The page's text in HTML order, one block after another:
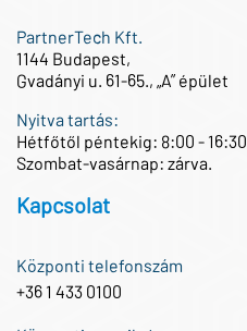
PartnerTech Kft.
1144 Budapest,
Gvadányi u. 61-65., „A” épület
Nyitva tartás:
Hétfőtől péntekig: 8:00 - 16:30
Szombat-vasárnap: zárva.
Kapcsolat
Központi telefonszám
+36 1 433 0100